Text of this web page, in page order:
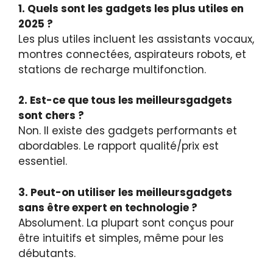
1. Quels sont les gadgets les plus utiles en
2025 ?
Les plus utiles incluent les assistants vocaux,
montres connectées, aspirateurs robots, et
stations de recharge multifonction.
2. Est-ce que tous les meilleursgadgets
sont chers ?
Non. Il existe des gadgets performants et
abordables. Le rapport qualité/prix est
essentiel.
3. Peut-on utiliser les meilleursgadgets
sans être expert en technologie ?
Absolument. La plupart sont conçus pour
être intuitifs et simples, même pour les
débutants.